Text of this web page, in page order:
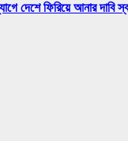
দেশে ফিরিয়ে আনার দাবি